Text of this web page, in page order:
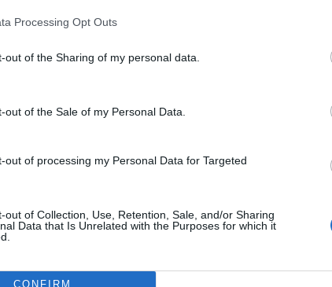
Processing Opt Outs
out of the Sharing of my personal data.
out of the Sale of my Personal Data.
out of processing my Personal Data for Targeted
out of Collection, Use, Retention, Sale, and/or Sharing
Data that Is Unrelated with the Purposes for which it
CONFIRM
Fot. Policja
doszło około godzinie 23:45 w zajezdni przy ul. Górczewskiej 249.
hit do kuchni. Air fryer tańszy aż o 150 zł, a to